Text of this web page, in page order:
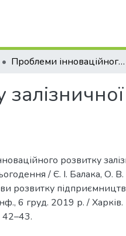
Проблеми інноваційного розвитку залізничної галузі та невідкладні завдання сьогодення
розвитку
/ Є. І. Балака, О.
розвитку
6 груд. 2019 р. /
42–43.